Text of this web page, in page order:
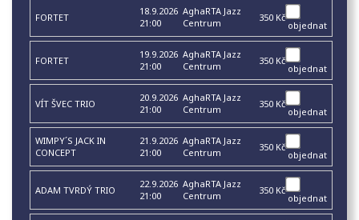
FORTET
18.9.2026
21:00
AghaRTA Jazz
Centrum
350 Kč
objednat
FORTET
19.9.2026
21:00
AghaRTA Jazz
Centrum
350 Kč
objednat
VÍT ŠVEC TRIO
20.9.2026
21:00
AghaRTA Jazz
Centrum
350 Kč
objednat
WIMPY´S JACK IN
CONCEPT
21.9.2026
21:00
AghaRTA Jazz
Centrum
350 Kč
objednat
ADAM TVRDÝ TRIO
22.9.2026
21:00
AghaRTA Jazz
Centrum
350 Kč
objednat